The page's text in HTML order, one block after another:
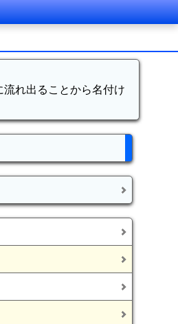
れ出ることから名付け